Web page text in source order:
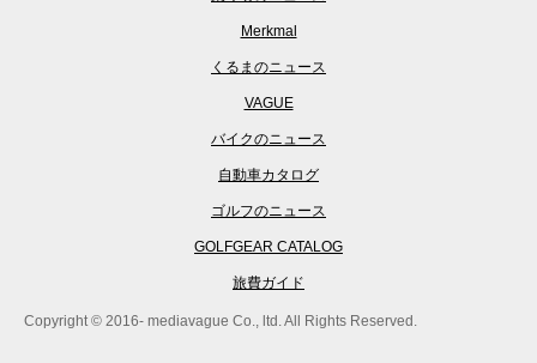
Merkmal
くるまのニュース
VAGUE
バイクのニュース
自動車カタログ
ゴルフのニュース
GOLFGEAR CATALOG
旅費ガイド
Copyright © 2016- mediavague Co., ltd. All Rights Reserved.